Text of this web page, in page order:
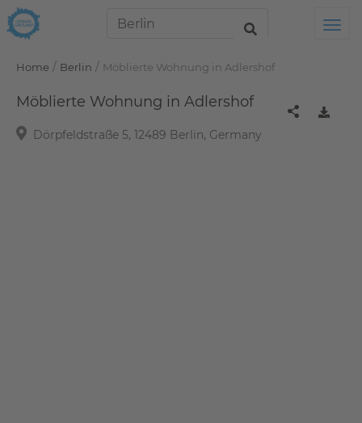
Home / Berlin / Möblierte Wohnung in Adlershof
Möblierte Wohnung in Adlershof
Dörpfeldstraße 5, 12489 Berlin, Germany